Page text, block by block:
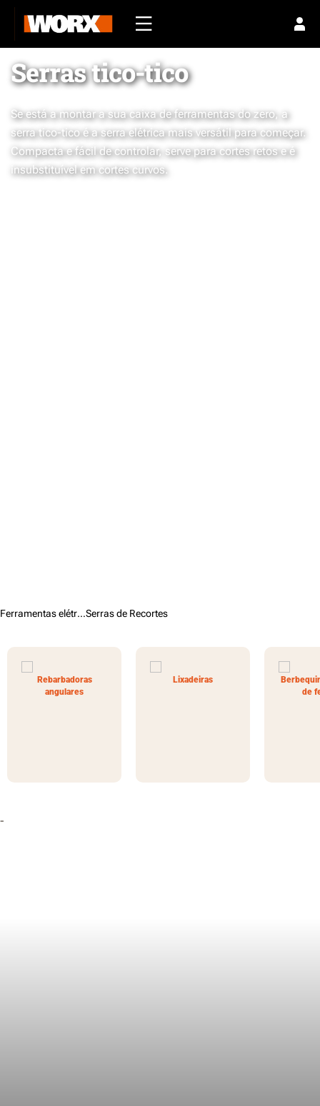
Serras tico-tico
Se está a montar a sua caixa de ferramentas do zero, a
serra tico-tico é a serra elétrica mais versátil para começar.
Compacta e fácil de controlar, serve para cortes retos e é
insubstituível em cortes curvos.
Ferramentas elétricas /Serras de Recortes
Rebarbadoras
angulares
Lixadeiras
de
-